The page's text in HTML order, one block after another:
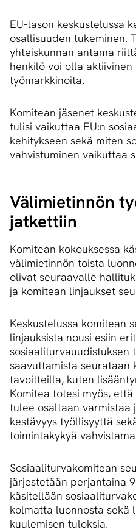
EU-tason keskustelussa
osallisuuden tukeminen.
yhteiskunnan antama
henkilö voi olla aktiivinen
työmarkkinoita.
Komitean jäsenet
tulisi vaikuttaa EU:n
kehitykseen sekä miten
vahvistuminen vaikuttaa
Välimietinnön
jatkettiin
Komitean kokouksessa
välimietinnön toista
olivat seuraavalle
ja komitean linjaukset
Keskustelussa komitean
linjauksista nousi esiin
sosiaaliturvauudistuksen
saavuttamista seurataan
tavoitteilla, kuten
Komitea totesi myös,
tulee osaltaan varmistaa
kestävyys työllisyyttä
toimintakykyä
Sosiaaliturvakomitean
järjestetään perjantaina
käsitellään
kolmatta luonnosta sekä
kuulemisen tuloksia.